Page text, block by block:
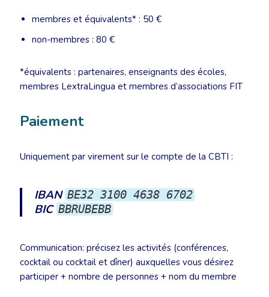
membres et équivalents* : 50 €
non-membres : 80 €
*équivalents : partenaires, enseignants des écoles,
membres LextraLingua et membres d’associations FIT
Paiement
Uniquement par virement sur le compte de la CBTI :
IBAN BE32 3100 4638 6702
BIC BBRUBEBB
Communication: précisez les activités (conférences,
cocktail ou cocktail et dîner) auxquelles vous désirez
participer + nombre de personnes + nom du membre